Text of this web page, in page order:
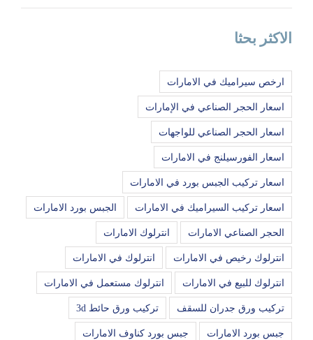
الاكثر بحثا
ارخص سيراميك في الامارات
اسعار الحجر الصناعي في الإمارات
اسعار الحجر الصناعي للواجهات
اسعار الفورسيلنج في الامارات
اسعار تركيب الجبس بورد في الامارات
اسعار تركيب السيراميك في الامارات الجبس بورد الامارات
الحجر الصناعي الامارات انترلوك الامارات
انترلوك رخيص في الامارات انترلوك في الامارات
انترلوك للبيع في الامارات انترلوك مستعمل في الامارات
تركيب ورق جدران للسقف تركيب ورق حائط 3d
جبس بورد الامارات جبس بورد كناوف الامارات